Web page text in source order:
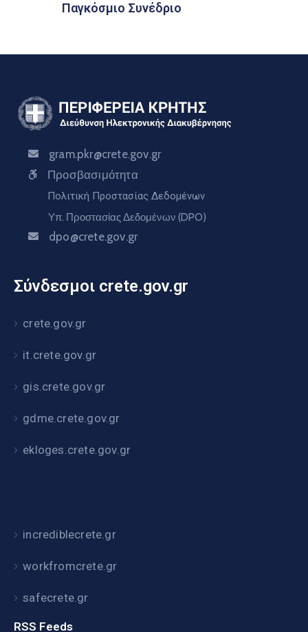
Παγκόσμιο Συνέδριο
gram.pkr@crete.gov.gr
Προσβασιμότητα
Πολιτική Προστασίας Δεδομένων
Υπ. Προστασίας Δεδομένων (DPO)
dpo@crete.gov.gr
Σύνδεσμοι crete.gov.gr
crete.gov.gr
it.crete.gov.gr
gis.crete.gov.gr
gdme.crete.gov.gr
ekloges.crete.gov.gr
incrediblecrete.gr
workfromcrete.gr
safecrete.gr
RSS Feeds